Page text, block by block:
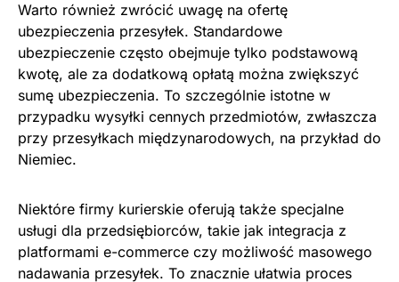
Warto również zwrócić uwagę na ofertę
ubezpieczenia przesyłek. Standardowe
ubezpieczenie często obejmuje tylko podstawową
kwotę, ale za dodatkową opłatą można zwiększyć
sumę ubezpieczenia. To szczególnie istotne w
przypadku wysyłki cennych przedmiotów, zwłaszcza
przy przesyłkach międzynarodowych, na przykład do
Niemiec.
Niektóre firmy kurierskie oferują także specjalne
usługi dla przedsiębiorców, takie jak integracja z
platformami e-commerce czy możliwość masowego
nadawania przesyłek. To znacznie ułatwia proces